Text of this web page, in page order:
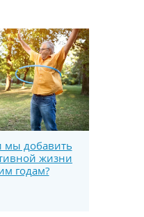
мы добавить
жизни
годам?